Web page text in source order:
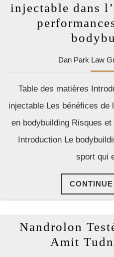
injectable dans
Dan Park Law
Table des matières
injectable Les bénéfices de
en bodybuilding Risques
Introduction Le
sport qui
Nandrolon
Amit